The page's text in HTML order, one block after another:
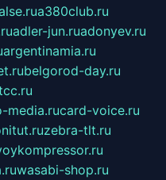
a380club.ru
adler-jun.ruadonyev.ru
argentinamia.ru
belgorod-day.ru
media.rucard-voice.ru
zebra-tlt.ru
wasabi-shop.ru